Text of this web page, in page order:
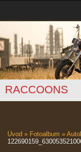
RACCOONS
Úvod » Fotoalbum »